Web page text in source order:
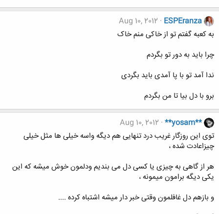
ESPEranza
Aug 10, 2012
به کعبه گفتم تو از خاکی منم خاک
چرا باید به دور تو بگردم
ندا آمد تو با پا آمدی باید بگردی
برو با دل بیا تا من بگردم
**yosam**
Aug 10, 2012
توی این روزگار غریب درد تنهایی هم دیگه واسه خیلی ها مثل خیلی
چیزاعادت شده ،
هر از گاهی به چیزی یا کسی دل می بندیم ودلمون خوش میشه که این
یکی دیگه برامون میمونه ،
و بازهم دل غافلمون وقتی خبر دار میشه اشتباه کرده ....